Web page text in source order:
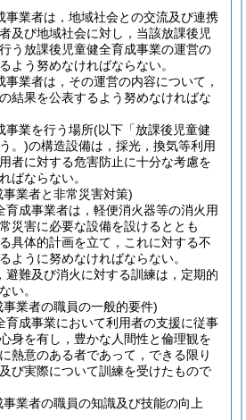
事業者は，地域社会との交流及び連携
及び地域社会に対し，当該放課後児
う放課後児童健全育成事業の運営の
よう努めなければならない。
業者は，その運営の内容について，
結果を公表するよう努めなければな
事業を行う場所(以下「放課後児童健
。)の構造設備は，採光，換気等利用
者に対する危害防止に十分な考慮を
ばならない。
業者と非常災害対策)
育成事業者は，軽便消火器等の消火用
災害に必要な設備を設けるととも
具体的計画を立て，これに対する不
ように努めなければならない。
避難及び消火に対する訓練は，定期的
い。
業者の職員の一般的要件)
育成事業において利用者の支援に従事
身を有し，豊かな人間性と倫理観を
熱意のある者であって，できる限り
び実際について訓練を受けたもので
業者の職員の知識及び技能の向上